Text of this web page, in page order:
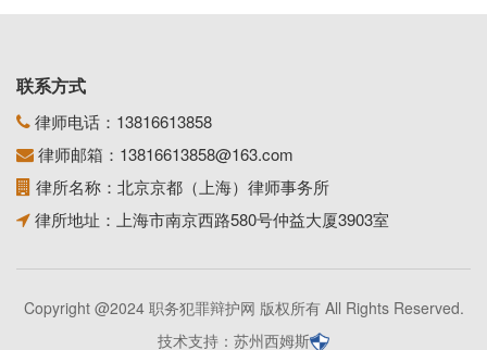
联系方式
律师电话： 13816613858
律师邮箱： 13816613858@163.com
律所名称：北京京都（上海）律师事务所
律所地址：上海市南京西路580号仲益大厦3903室
Copyright @2024 职务犯罪辩护网 版权所有 All Rights Reserved.
技术支持： 苏州西姆斯